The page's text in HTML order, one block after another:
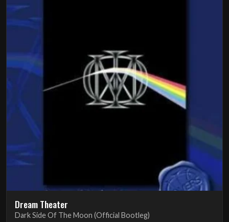
Dream Theater
Dark Side Of The Moon (Official Bootleg)